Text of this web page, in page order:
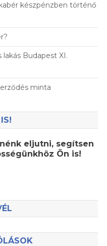
készpénzben történő
lakás Budapest XI.
minta
eljutni, segítsen
Ön is!